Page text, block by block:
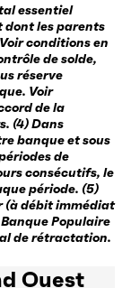
essentiel
dont les parents
conditions en
de solde,
réserve
Voir
de la
(4) Dans
banque et sous
de
consécutifs, le
période. (5)
(à débit immédiat
Populaire
de rétractation.
Ouest